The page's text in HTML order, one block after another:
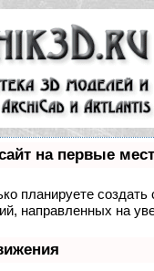
на первые
планируете создать
направленных на